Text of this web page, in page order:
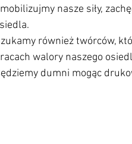
nasze siły,
również twórców,
walory naszego
dumni mogąc